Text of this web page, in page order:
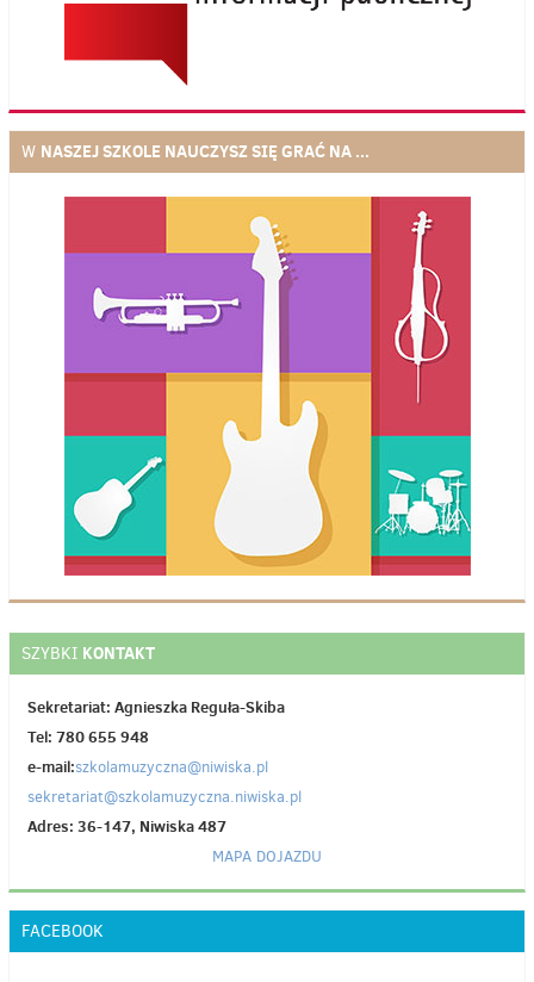
W NASZEJ SZKOLE NAUCZYSZ SIĘ GRAĆ NA ...
SZYBKI KONTAKT
Sekretariat: Agnieszka Reguła-Skiba
Tel: 780 655 948
e-mail:szkolamuzyczna@niwiska.pl
sekretariat@szkolamuzyczna.niwiska.pl
Adres: 36-147, Niwiska 487
MAPA DOJAZDU
FACEBOOK